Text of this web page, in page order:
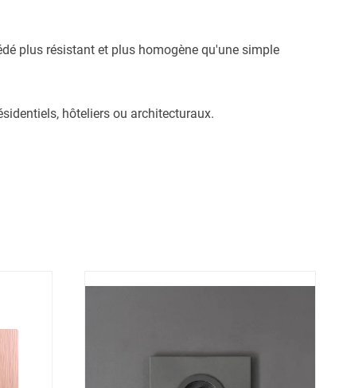
plus résistant et plus homogène qu'une simple
hôteliers ou architecturaux.